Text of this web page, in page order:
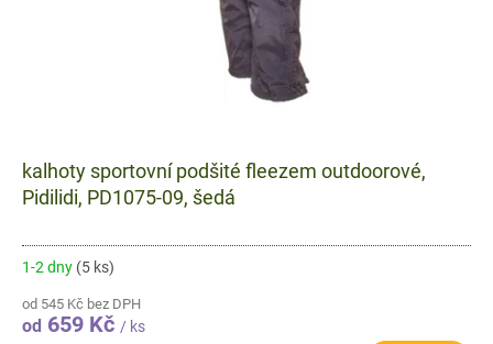
kalhoty sportovní podšité fleezem outdoorové,
Pidilidi, PD1075-09, šedá
1-2 dny (5 ks)
od 545 Kč bez DPH
od 659 Kč / ks